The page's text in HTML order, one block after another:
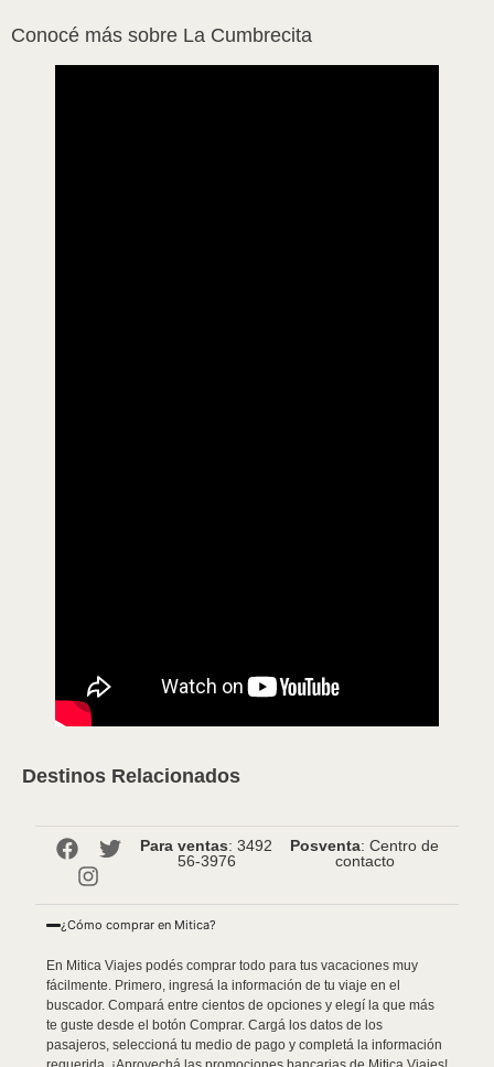
Conocé más sobre La Cumbrecita
Destinos Relacionados
Para ventas: 3492
56-3976
Posventa: Centro de
contacto
¿Cómo comprar en Mitica?
En Mitica Viajes podés comprar todo para tus vacaciones muy
fácilmente. Primero, ingresá la información de tu viaje en el
buscador. Compará entre cientos de opciones y elegí la que más
te guste desde el botón Comprar. Cargá los datos de los
pasajeros, seleccioná tu medio de pago y completá la información